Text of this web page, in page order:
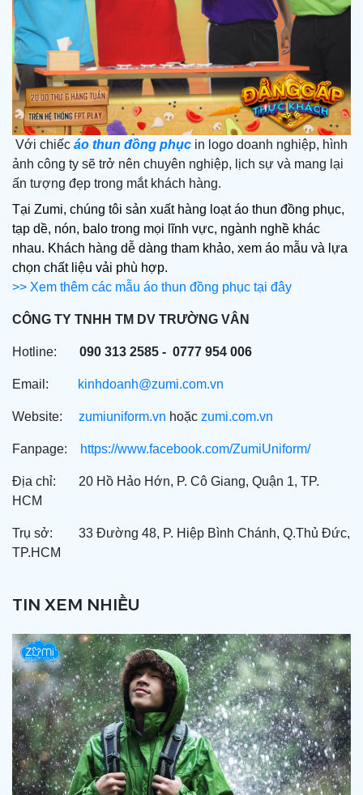
TIN XEM NHIỀU
Với chiếc áo thun đồng phục in logo doanh nghiệp, hình
ảnh công ty sẽ trở nên chuyên nghiệp, lịch sự và mang lại
ấn tượng đẹp trong mắt khách hàng.
Tại Zumi, chúng tôi sản xuất hàng loạt áo thun đồng phục,
tạp dề, nón, balo trong mọi lĩnh vực, ngành nghề khác
nhau. Khách hàng dễ dàng tham khảo, xem áo mẫu và lựa
chọn chất liệu vải phù hợp.
>> Xem thêm các mẫu áo thun đồng phục tại đây
CÔNG TY TNHH TM DV TRƯỜNG VÂN
Hotline: 090 313 2585 -  0777 954 006
Email: kinhdoanh@zumi.com.vn
Website: zumiuniform.vn hoặc zumi.com.vn
Fanpage: https://www.facebook.com/ZumiUniform/
Địa chỉ:       20 Hồ Hảo Hớn, P. Cô Giang, Quận 1, TP.
HCM
Trụ sở:        33 Đường 48, P. Hiệp Bình Chánh, Q.Thủ Đức,
TP.HCM